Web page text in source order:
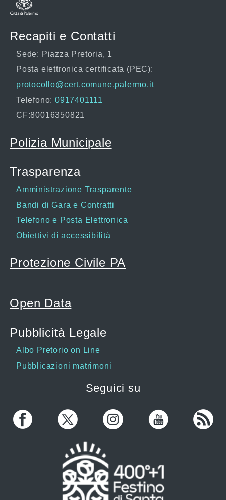
Recapiti e Contatti
Sede: Piazza Pretoria, 1
Posta elettronica certificata (PEC):
protocollo@cert.comune.palermo.it
Telefono: 0917401111
CF:80016350821
Polizia Municipale
Trasparenza
Amministrazione Trasparente
Bandi di Gara e Contratti
Telefono e Posta Elettronica
Obiettivi di accessibilità
Protezione Civile PA
Open Data
Pubblicità Legale
Albo Pretorio on Line
Pubblicazioni matrimoni
Seguici su